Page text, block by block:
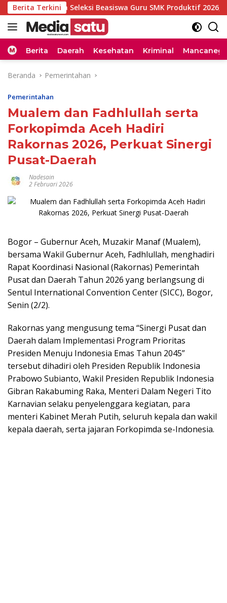
Langsung
ke
konten
Berita Terkini
Buka Seleksi Beasiswa Guru SMK Produktif 2026, Kuota 20
Home
Berita Daerah Kesehatan Kriminal
Beranda Pemerintahan
Pemerintahan
Mualem dan Fadhlullah serta
Forkopimda Aceh Hadiri
Rakornas 2026, Perkuat Sinergi
Pusat-Daerah
Nadesain
2 Februari 2026
Bogor – Gubernur Aceh, Muzakir Manaf (Mualem),
bersama Wakil Gubernur Aceh, Fadhlullah, menghadiri
Rapat Koordinasi Nasional (Rakornas) Pemerintah
Pusat dan Daerah Tahun 2026 yang berlangsung di
Sentul International Convention Center (SICC), Bogor,
Senin (2/2).
Rakornas yang mengusung tema “Sinergi Pusat dan
Daerah dalam Implementasi Program Prioritas
Presiden Menuju Indonesia Emas Tahun 2045”
tersebut dihadiri oleh Presiden Republik Indonesia
Prabowo Subianto, Wakil Presiden Republik Indonesia
Gibran Rakabuming Raka, Menteri Dalam Negeri Tito
Karnavian selaku penyelenggara kegiatan, para
menteri Kabinet Merah Putih, seluruh kepala dan wakil
kepala daerah, serta jajaran Forkopimda se-Indonesia.